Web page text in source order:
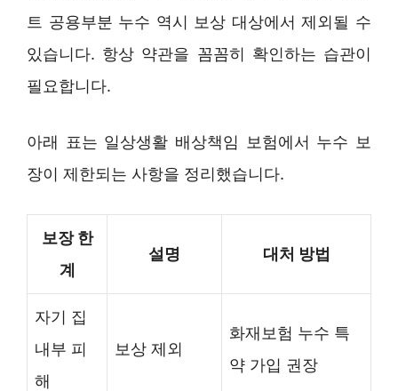
트 공용부분 누수 역시 보상 대상에서 제외될 수
있습니다. 항상 약관을 꼼꼼히 확인하는 습관이
필요합니다.
아래 표는 일상생활 배상책임 보험에서 누수 보
장이 제한되는 사항을 정리했습니다.
보장 한
계
설명 대처 방법
자기 집
내부 피
해
보상 제외
화재보험 누수 특
약 가입 권장